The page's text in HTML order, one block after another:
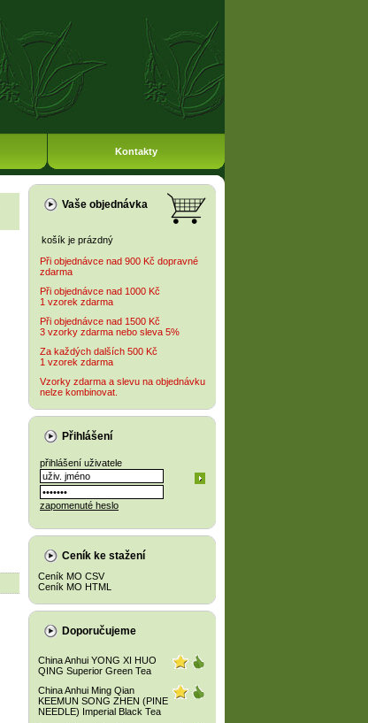
Kontakty
Vaše objednávka
košík je prázdný
Při objednávce nad 900 Kč dopravné
zdarma
Při objednávce nad 1000 Kč
1 vzorek zdarma
Při objednávce nad 1500 Kč
3 vzorky zdarma nebo sleva 5%
Za každých dalších 500 Kč
1 vzorek zdarma
Vzorky zdarma a slevu na objednávku
nelze kombinovat.
Přihlášení
přihlášení uživatele
zapomenuté heslo
Ceník ke stažení
Ceník MO CSV
Ceník MO HTML
Doporučujeme
China Anhui YONG XI HUO
QING Superior Green Tea
China Anhui Ming Qian
KEEMUN SONG ZHEN (PINE
NEEDLE) Imperial Black Tea